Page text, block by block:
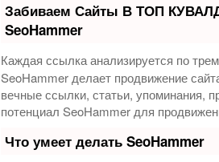
Забиваем Сайты В ТОП
SeoHammer
Каждая ссылка анализируется по
SeoHammer делает продвижение
вечные ссылки, статьи, упоминания,
потенциал SeoHammer для
Что умеет делать SeoHammer